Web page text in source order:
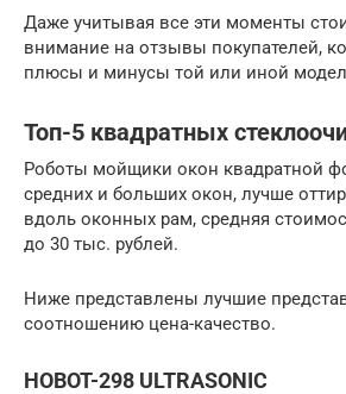
Даже учитывая все эти моменты
внимание на отзывы покупателей,
плюсы и минусы той или иной
Топ-5 квадратных
Роботы мойщики окон квадратной
средних и больших окон, лучше
вдоль оконных рам, средняя
до 30 тыс. рублей.
Ниже представлены лучшие
соотношению цена-качество.
HOBOT-298 ULTRASONIC